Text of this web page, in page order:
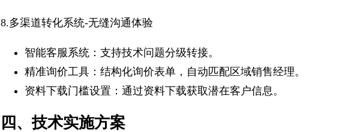
8.多渠道转化系统-无缝沟通体验
智能客服系统：支持技术问题分级转接。
精准询价工具：结构化询价表单，自动匹配区域销售经理。
资料下载门槛设置：通过资料下载获取潜在客户信息。
四、技术实施方案